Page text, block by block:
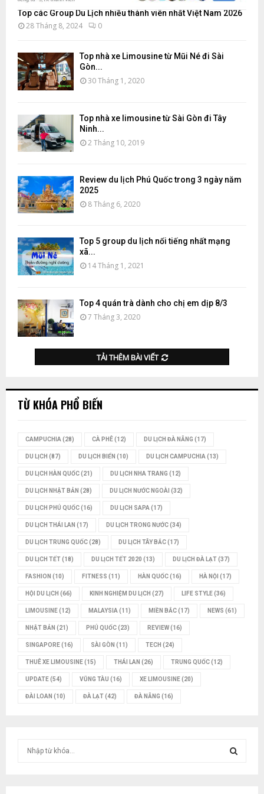
Top các Group Du Lịch nhiều thành viên nhất Việt Nam 2026
28 Tháng 8, 2024 0
Top nhà xe Limousine từ Mũi Né đi Sài
Gòn...
30 Tháng 1, 2020
Top nhà xe limousine từ Sài Gòn đi Tây
Ninh...
2 Tháng 10, 2019
Review du lịch Phú Quốc trong 3 ngày năm
2025
8 Tháng 6, 2020
Top 5 group du lịch nổi tiếng nhất mạng
xã...
14 Tháng 1, 2021
Top 4 quán trà dành cho chị em dịp 8/3
7 Tháng 3, 2020
TẢI THÊM BÀI VIẾT
TỪ KHÓA PHỔ BIẾN
CAMPUCHIA (28) CÀ PHÊ(12) DU LỊCH ĐÀ NẴNG (17)
DU LỊCH (87) DU LỊCH BIỂN (10) DU LỊCH CAMPUCHIA (13)
DU LỊCH HÀN QUỐC(21) DU LỊCH NHA TRANG (12)
DU LỊCH NHẬT BẢN (28) DU LỊCH NƯỚC NGOÀI (32)
DU LỊCH PHÚ QUỐC(16) DU LỊCH SAPA (17)
DU LỊCH THÁI LAN (17) DU LỊCH TRONG NƯỚC(34)
DU LỊCH TRUNG QUỐC(28) DU LỊCH TÂY BẮC(17)
DU LỊCH TẾT(18) DU LỊCH TẾT 2020 (13) DU LỊCH ĐÀ LẠT(37)
FASHION (10) FITNESS (11) HÀN QUỐC(16) HÀ NỘI (17)
HỘI DU LỊCH (66) KINH NGHIỆM DU LỊCH (27) LIFE STYLE(36)
LIMOUSINE(12) MALAYSIA (11) MIỀN BẮC(17) NEWS (61)
NHẬT BẢN (21) PHÚ QUỐC(23) REVIEW(16)
SINGAPORE(16) SÀI GÒN (11) TECH (24)
THUÊ XE LIMOUSINE(15) THÁI LAN (26) TRUNG QUỐC(12)
UPDATE(54) VŨNG TÀU (16) XE LIMOUSINE(20)
ĐÀI LOAN (10) ĐÀ LẠT(42) ĐÀ NẴNG (16)